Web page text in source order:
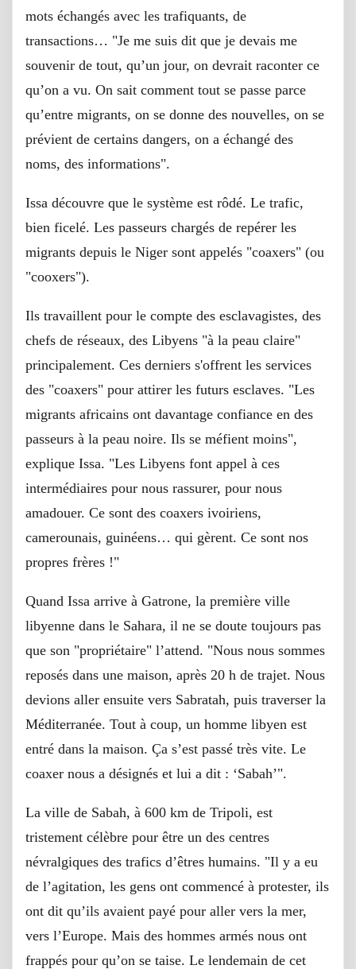
mots échangés avec les trafiquants, de
transactions… "Je me suis dit que je devais me
souvenir de tout, qu’un jour, on devrait raconter ce
qu’on a vu. On sait comment tout se passe parce
qu’entre migrants, on se donne des nouvelles, on se
prévient de certains dangers, on a échangé des
noms, des informations".
Issa découvre que le système est rôdé. Le trafic,
bien ficelé. Les passeurs chargés de repérer les
migrants depuis le Niger sont appelés "coaxers" (ou
"cooxers").
Ils travaillent pour le compte des esclavagistes, des
chefs de réseaux, des Libyens "à la peau claire"
principalement. Ces derniers s'offrent les services
des "coaxers" pour attirer les futurs esclaves. "Les
migrants africains ont davantage confiance en des
passeurs à la peau noire. Ils se méfient moins",
explique Issa. "Les Libyens font appel à ces
intermédiaires pour nous rassurer, pour nous
amadouer. Ce sont des coaxers ivoiriens,
camerounais, guinéens… qui gèrent. Ce sont nos
propres frères !"
Quand Issa arrive à Gatrone, la première ville
libyenne dans le Sahara, il ne se doute toujours pas
que son "propriétaire" l’attend. "Nous nous sommes
reposés dans une maison, après 20 h de trajet. Nous
devions aller ensuite vers Sabratah, puis traverser la
Méditerranée. Tout à coup, un homme libyen est
entré dans la maison. Ça s’est passé très vite. Le
coaxer nous a désignés et lui a dit : ‘Sabah’".
La ville de Sabah, à 600 km de Tripoli, est
tristement célèbre pour être un des centres
névralgiques des trafics d’êtres humains. "Il y a eu
de l’agitation, les gens ont commencé à protester, ils
ont dit qu’ils avaient payé pour aller vers la mer,
vers l’Europe. Mais des hommes armés nous ont
frappés pour qu’on se taise. Le lendemain de cet